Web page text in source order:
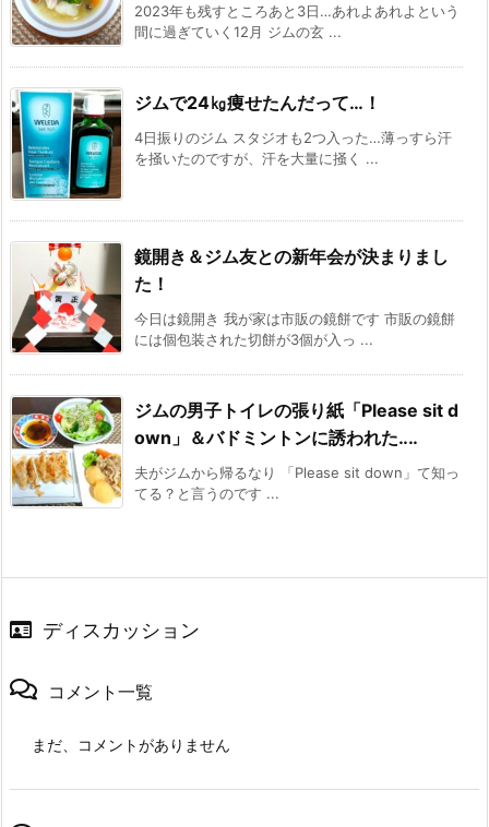
2023年も残すところあと3日…あれよあれよという
間に過ぎていく12月 ジムの玄 ...
ジムで24㎏痩せたんだって…！
4日振りのジム スタジオも2つ入った…薄っすら汗
を掻いたのですが、汗を大量に掻く ...
鏡開き＆ジム友との新年会が決まりまし
た！
今日は鏡開き 我が家は市販の鏡餅です 市販の鏡餅
には個包装された切餅が3個が入っ ...
ジムの男子トイレの張り紙「Please sit d
own」＆バドミントンに誘われた‥‥
夫がジムから帰るなり 「Please sit down」て知っ
てる？と言うのです ...
ディスカッション
コメント一覧
まだ、コメントがありません